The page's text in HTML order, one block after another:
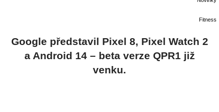
Fitness
Google představil Pixel 8, Pixel Watch 2
a Android 14 – beta verze QPR1 již
venku.